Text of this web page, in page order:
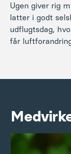
Ugen giver rig
latter i godt
udflugtsdag,
får